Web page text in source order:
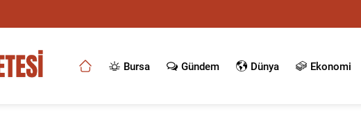
Bursa Gündem Dünya Ekonomi